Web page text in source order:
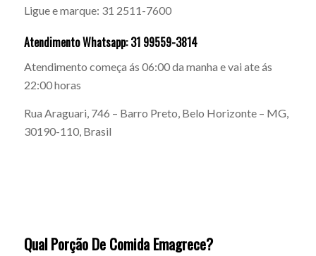
Ligue e marque: 31 2511-7600
Atendimento Whatsapp: 31 99559-3814
Atendimento começa ás 06:00 da manha e vai ate ás
22:00 horas
Rua Araguari, 746 – Barro Preto, Belo Horizonte – MG,
30190-110, Brasil
Qual Porção De Comida Emagrece?